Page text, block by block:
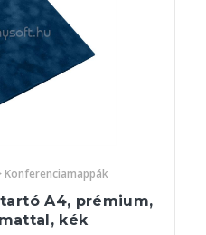
A4, prémium,
kék